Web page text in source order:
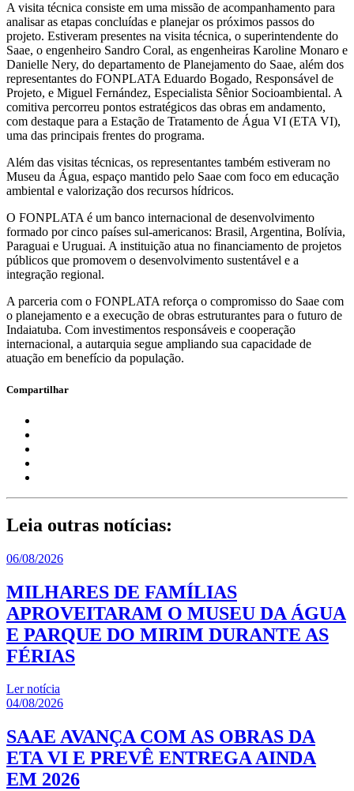
A visita técnica consiste em uma missão de acompanhamento para
analisar as etapas concluídas e planejar os próximos passos do
projeto. Estiveram presentes na visita técnica, o superintendente do
Saae, o engenheiro Sandro Coral, as engenheiras Karoline Monaro e
Danielle Nery, do departamento de Planejamento do Saae, além dos
representantes do FONPLATA Eduardo Bogado, Responsável de
Projeto, e Miguel Fernández, Especialista Sênior Socioambiental. A
comitiva percorreu pontos estratégicos das obras em andamento,
com destaque para a Estação de Tratamento de Água VI (ETA VI),
uma das principais frentes do programa.
Além das visitas técnicas, os representantes também estiveram no
Museu da Água, espaço mantido pelo Saae com foco em educação
ambiental e valorização dos recursos hídricos.
O FONPLATA é um banco internacional de desenvolvimento
formado por cinco países sul-americanos: Brasil, Argentina, Bolívia,
Paraguai e Uruguai. A instituição atua no financiamento de projetos
públicos que promovem o desenvolvimento sustentável e a
integração regional.
A parceria com o FONPLATA reforça o compromisso do Saae com
o planejamento e a execução de obras estruturantes para o futuro de
Indaiatuba. Com investimentos responsáveis e cooperação
internacional, a autarquia segue ampliando sua capacidade de
atuação em benefício da população.
Compartilhar
Leia outras notícias:
06/08/2026
MILHARES DE FAMÍLIAS
APROVEITARAM O MUSEU DA ÁGUA
E PARQUE DO MIRIM DURANTE AS
FÉRIAS
Ler notícia
04/08/2026
SAAE AVANÇA COM AS OBRAS DA
ETA VI E PREVÊ ENTREGA AINDA
EM 2026